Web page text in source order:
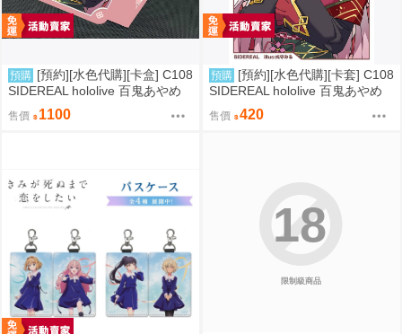
預購 [預約][水色代購][卡盒] C108
SIDEREAL hololive 百鬼あやめ
雜談ver
售價 1100
預購 [預約][水色代購][卡套] C108
SIDEREAL hololive 百鬼あやめ
雜談ver
售價 420
限制級商品
18